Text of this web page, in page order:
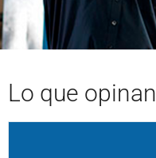
Lo que opinan